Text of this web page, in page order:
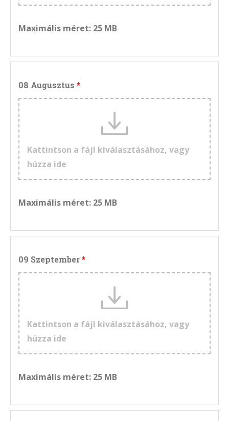
Maximális méret: 25 MB
08 Augusztus
Kattintson a fájl kiválasztásához, vagy
húzza ide
Maximális méret: 25 MB
09 Szeptember
Kattintson a fájl kiválasztásához, vagy
húzza ide
Maximális méret: 25 MB